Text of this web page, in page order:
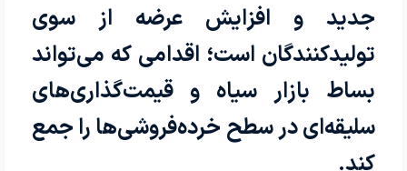
جدید و افزایش عرضه از سوی
تولیدکنندگان است؛ اقدامی که می‌تواند
بساط بازار سیاه و قیمت‌گذاری‌های
سلیقه‌ای در سطح خرده‌فروشی‌ها را جمع